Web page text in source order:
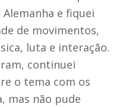
e fiquei
de movimentos,
luta e interação.
continuei
o tema com os
mas não pude